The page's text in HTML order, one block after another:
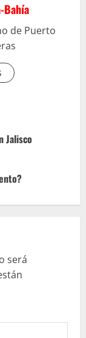
Bahía
de Puerto
Jalisco
será